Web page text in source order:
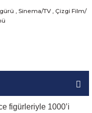
, Sinema/TV , Çizgi Film/
figürleriyle 1000’i